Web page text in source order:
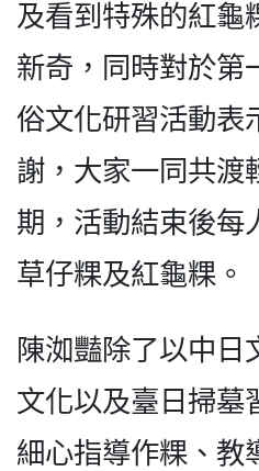
及看到特殊的紅龜
新奇，同時對於第
俗文化研習活動表
謝，大家一同共渡
期，活動結束後每
草仔粿及紅龜粿。
陳洳豔除了以中日
文化以及臺日掃墓
細心指導作粿、教